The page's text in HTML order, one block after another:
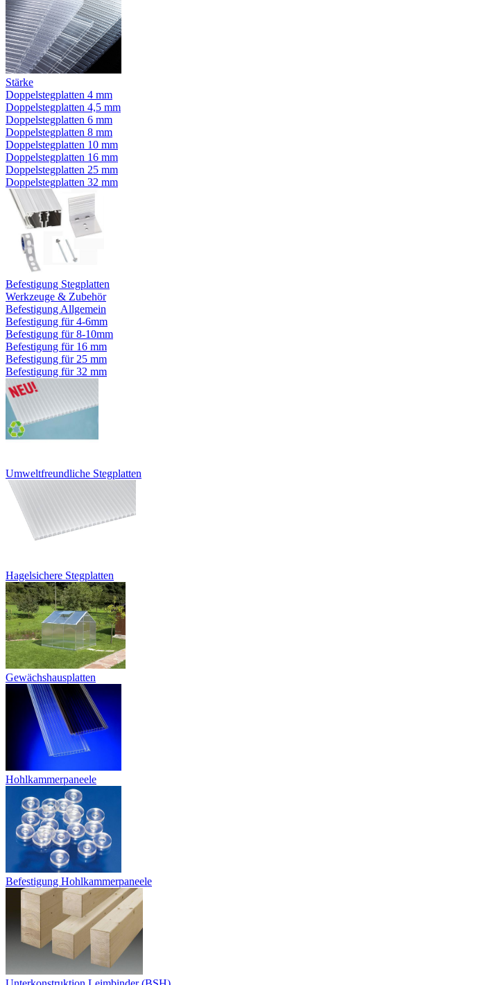
Stärke
Doppelstegplatten 4 mm
Doppelstegplatten 4,5 mm
Doppelstegplatten 6 mm
Doppelstegplatten 8 mm
Doppelstegplatten 10 mm
Doppelstegplatten 16 mm
Doppelstegplatten 25 mm
Doppelstegplatten 32 mm
Befestigung Stegplatten
Werkzeuge & Zubehör
Befestigung Allgemein
Befestigung für 4-6mm
Befestigung für 8-10mm
Befestigung für 16 mm
Befestigung für 25 mm
Befestigung für 32 mm
Umweltfreundliche Stegplatten
Hagelsichere Stegplatten
Gewächshausplatten
Hohlkammerpaneele
Befestigung Hohlkammerpaneele